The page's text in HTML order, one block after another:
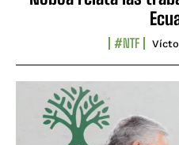
#NTF